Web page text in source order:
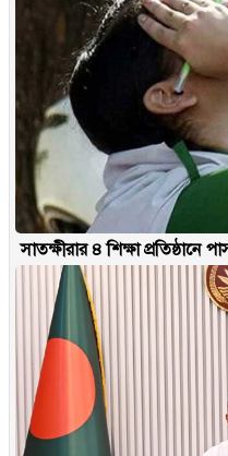
সাতক্ষীরার ৪ শিক্ষা প্রতিষ্ঠানে